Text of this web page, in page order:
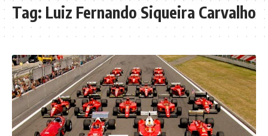
Tag: Luiz Fernando Siqueira Carvalho